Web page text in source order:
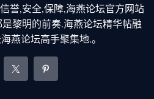
誉,安全,保障,海燕论坛官方网站
黎明的前奏.海燕论坛精华帖融
燕论坛高手聚集地.。